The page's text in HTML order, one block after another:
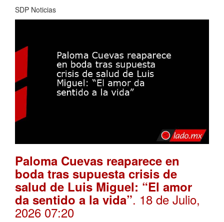
SDP Noticias
Paloma Cuevas reaparece en
boda tras supuesta crisis de
salud de Luis Miguel: “El amor
da sentido a la vida”. 18 de Julio,
2026 07:20